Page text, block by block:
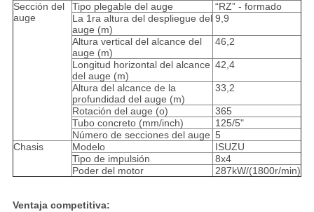
Sección del
auge
Tipo plegable del auge
“RZ” - formado
La 1ra altura del despliegue del
auge (m)
9,9
Altura vertical del alcance del
auge (m)
46,2
Longitud horizontal del alcance
del auge (m)
42,4
Altura del alcance de la
profundidad del auge (m)
33,2
Rotación del auge (o)
365
Tubo concreto (mm/inch)
125/5"
Número de secciones del auge 5
Chasis
Modelo
ISUZU
Tipo de impulsión
8x4
Poder del motor
287kW/(1800r/min)
Ventaja competitiva: